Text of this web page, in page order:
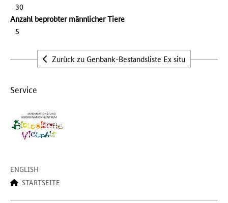
30
Anzahl beprobter männlicher Tiere
5
Zurück zu Genbank-Bestandsliste Ex situ
Service
ENGLISH
STARTSEITE